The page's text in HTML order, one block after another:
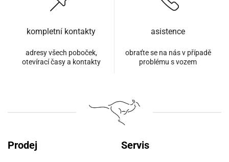
kompletní kontakty
adresy všech poboček,
otevírací časy a kontakty
asistence
obraťte se na nás v případě
problému s vozem
Prodej Servis